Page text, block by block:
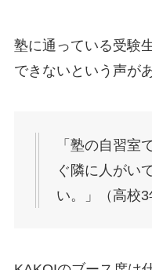
塾に通っている受験
できないという声が
「塾の自習室
ぐ隣に人がい
い。」（高校3